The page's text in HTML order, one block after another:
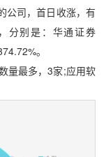
司，首日收涨，有
分别是：华通证券
。
最多，3家;应用软